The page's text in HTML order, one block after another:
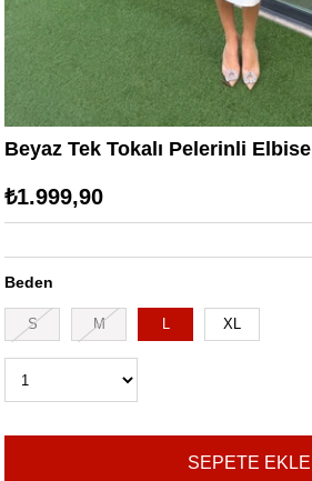
Beyaz Tek Tokalı Pelerinli Elbise
₺1.999,90
Beden
S M L XL